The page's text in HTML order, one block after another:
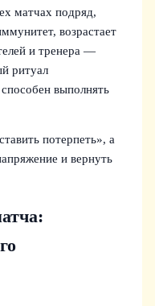
матчах подряд,
возрастает
и тренера —
ритуал
выполнять
потерпеть», а
и вернуть